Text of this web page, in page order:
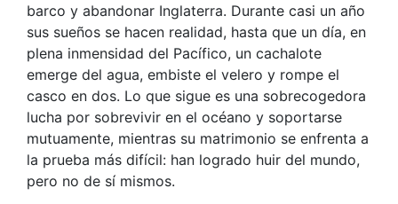
barco y abandonar Inglaterra. Durante casi un año
sus sueños se hacen realidad, hasta que un día, en
plena inmensidad del Pacífico, un cachalote
emerge del agua, embiste el velero y rompe el
casco en dos. Lo que sigue es una sobrecogedora
lucha por sobrevivir en el océano y soportarse
mutuamente, mientras su matrimonio se enfrenta a
la prueba más difícil: han logrado huir del mundo,
pero no de sí mismos.